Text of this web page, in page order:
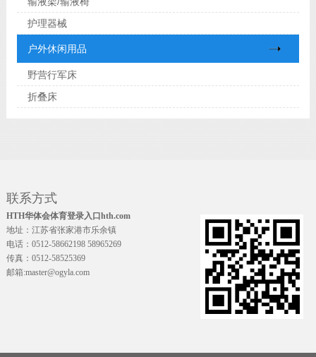
护理器械
户外休闲用品
野营行军床
折叠床
联系方式
HTH华体会体育登录入口hth.com
地址：江苏省张家港市乐余镇
电话：0512-58662198 58965269
传真：0512-58525369
邮箱:master@ogyla.com